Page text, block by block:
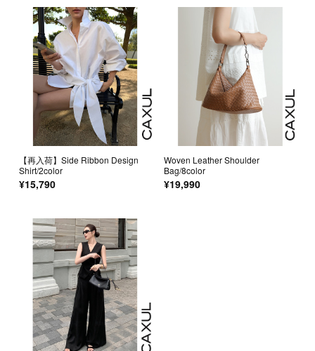
【再入荷】Side Ribbon Design
Shirt/2color
¥15,790
Woven Leather Shoulder
Bag/8color
¥19,990